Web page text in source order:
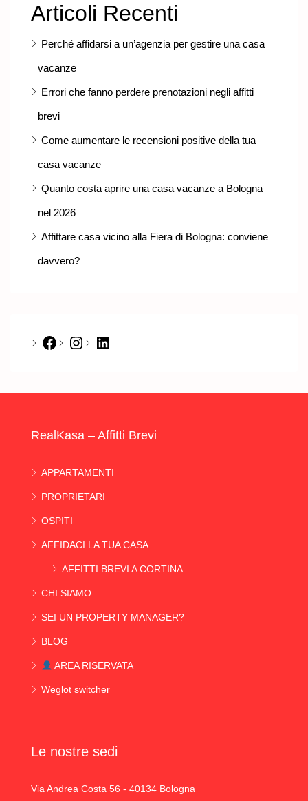
Articoli Recenti
Perché affidarsi a un’agenzia per gestire una casa
vacanze
Errori che fanno perdere prenotazioni negli affitti
brevi
Come aumentare le recensioni positive della tua
casa vacanze
Quanto costa aprire una casa vacanze a Bologna
nel 2026
Affittare casa vicino alla Fiera di Bologna: conviene
davvero?
Facebook
Instagram
LinkedIn
RealKasa – Affitti Brevi
APPARTAMENTI
PROPRIETARI
OSPITI
AFFIDACI LA TUA CASA
AFFITTI BREVI A CORTINA
CHI SIAMO
SEI UN PROPERTY MANAGER?
BLOG
AREA RISERVATA
Weglot switcher
Le nostre sedi
Via Andrea Costa 56 - 40134 Bologna